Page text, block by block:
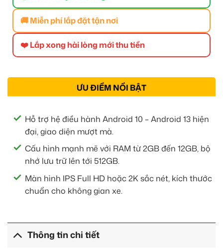
🚚 Miễn phí lắp đặt tận nơi
❤️ Lắp xong hài lòng mới thu tiền
ƯU ĐIỂM NỔI BẬT
Hỗ trợ hệ điều hành Android 10 – Android 13 hiện
đại, giao diện mượt mà.
Cấu hình mạnh mẽ với RAM từ 2GB đến 12GB, bộ
nhớ lưu trữ lên tới 512GB.
Màn hình IPS Full HD hoặc 2K sắc nét, kích thước
chuẩn cho không gian xe.
Thông tin chi tiết